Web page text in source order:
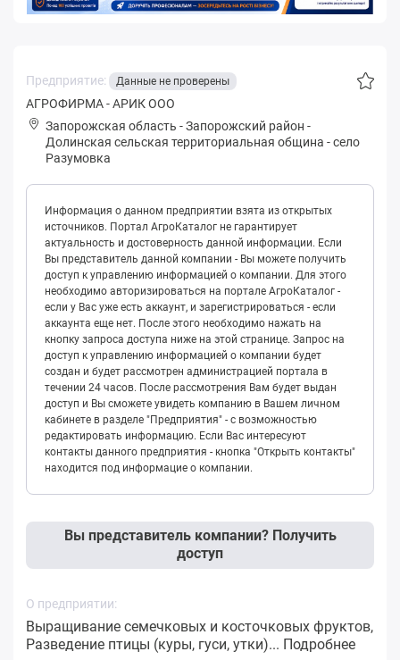
Предприятие: Данные не проверены
АГРОФИРМА - АРИК ООО
Запорожская область -Запорожский район -
Дoлинская сельская территориальная община -село
Разумовка
Информация о данном предприятии взята из открытых
источников. Портал АгроКаталог не гарантирует
актуальность и достоверность данной информации. Если
Вы представитель данной компании - Вы можете получить
доступ к управлению информацией о компании. Для этого
необходимо авторизироваться на портале АгроКаталог -
если у Вас уже есть аккаунт, и зарегистрироваться - если
аккаунта еще нет. После этого необходимо нажать на
кнопку запроса доступа ниже на этой странице. Запрос на
доступ к управлению информацией о компании будет
создан и будет рассмотрен администрацией портала в
течении 24 часов. После рассмотрения Вам будет выдан
доступ и Вы сможете увидеть компанию в Вашем личном
кабинете в разделе "Предприятия" - с возможностью
редактировать информацию. Если Вас интересуют
контакты данного предприятия - кнопка "Открыть контакты"
находится под информацие о компании.
Вы представитель компании? Получить
доступ
О предприятии:
Выращивание семечковых и косточковых фруктов,
Разведение птицы (куры, гуси, утки)... Подробнее